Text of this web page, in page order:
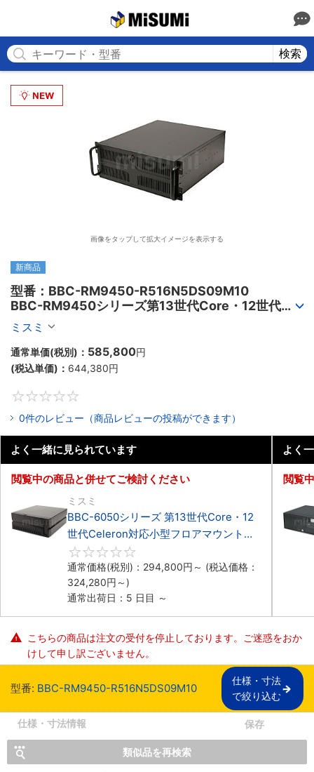
検索
画像をタップして拡大イメージを表示する
新商品
型番：BBC-RM9450-R516N5DS09M10
BBC-RM9450シリーズ第13世代Core・12世代
Celeron対応ラックマウント4PCIe
ミスミ
通常単価(税別)： 585,800円
(税込単価)： 644,380円
0件のレビュー（商品レビューの投稿ができます）
よく一緒に見られています
閲覧中の商品と併せてご検討ください
ミスミ
BBC-6050シリーズ 第13世代Core・12
世代Celeron対応小型フロアマウント
3PCIe
通常価格(税別)： 294,800円 ～ (税込価格：
324,280円 ～)
通常出荷日：5 日目 ～
よく
閲覧
こちらの商品は注文の受付を停止しております。ご迷惑をおか
けして申し訳ございません。
型番: BBC-RM9450-R516N5DS09M10
仕様・寸法
で絞り込む
仕様・寸法情報 保存
類似品を再検索